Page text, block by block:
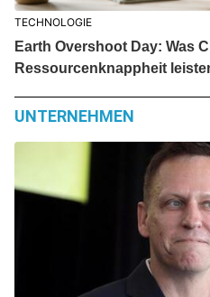
TECHNOLOGIE
Earth Overshoot Day: Was
Ressourcenknappheit
UNTERNEHMEN